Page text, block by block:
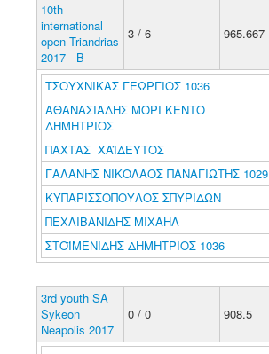
10th
international
open Triandrias
2017 - B
3 / 6 965.667
ΤΣΟΥΧΝΙΚΑΣ ΓΕΩΡΓΙΟΣ 1036
ΑΘΑΝΑΣΙΑΔΗΣ ΜΟΡΙ ΚΕΝΤΟ
ΔΗΜΗΤΡΙΟΣ
ΠΑΧΤΑΣ ΧΑΪΔΕΥΤΟΣ
ΓΑΛΑΝΗΣ ΝΙΚΟΛΑΟΣ ΠΑΝΑΓΙΩΤΗΣ 1029
ΚΥΠΑΡΙΣΣΟΠΟΥΛΟΣ ΣΠΥΡΙΔΩΝ
ΠΕΧΛΙΒΑΝΙΔΗΣ ΜΙΧΑΗΛ
ΣΤΟΪΜΕΝΙΔΗΣ ΔΗΜΗΤΡΙΟΣ 1036
3rd youth SA
Sykeon
Neapolis 2017
0 / 0 908.5